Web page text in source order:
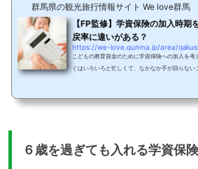
群馬県の観光旅行情報サイト We love群馬
【FP監修】学資保険の加入時期
戻率に違いがある？
https://we-love.gunma.jp/area/
こどもの教育資金のために学資保険への加入を
ぐはいろいろと忙しくて、なかなか手が回らない
較では実際に0歳と1歳では返戻率がどれほど違
６歳を過ぎても入れる学資保